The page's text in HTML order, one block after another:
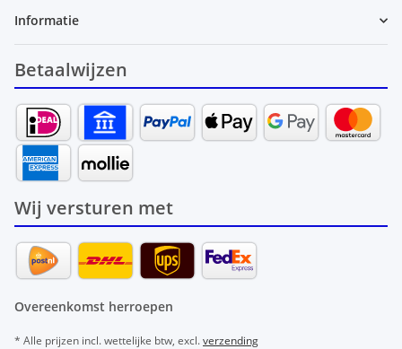
Informatie
Betaalwijzen
Wij versturen met
Overeenkomst herroepen
* Alle prijzen incl. wettelijke btw, excl.verzending